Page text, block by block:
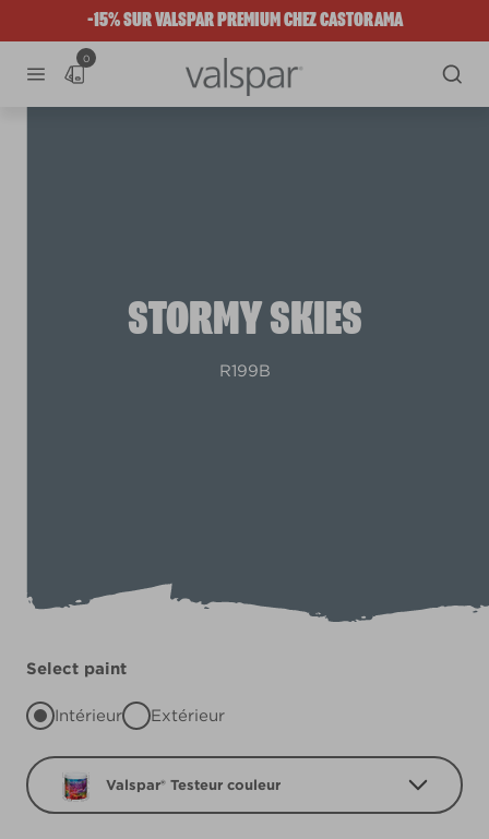
-15% SUR VALSPAR PREMIUM CHEZ CASTORAMA
0
STORMY SKIES
R199B
Select paint
Intérieur Extérieur
Valspar® Testeur couleur